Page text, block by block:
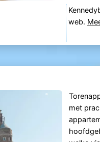
web.
met